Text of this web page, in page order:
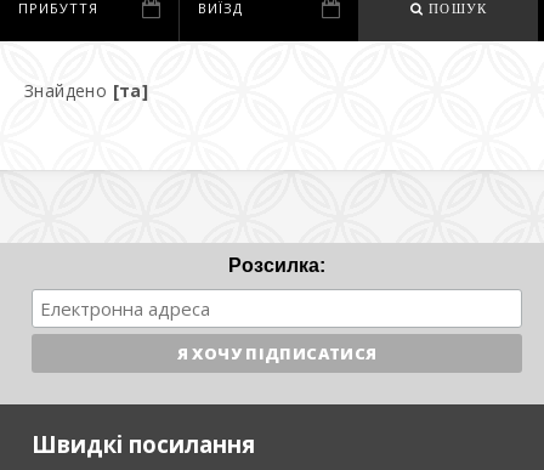
ПОШУК
Знайдено [та]
Розсилка:
Швидкі посилання